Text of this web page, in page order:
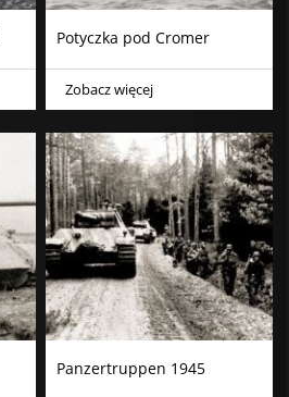
Potyczka pod Cromer
Zobacz więcej
Panzertruppen 1945